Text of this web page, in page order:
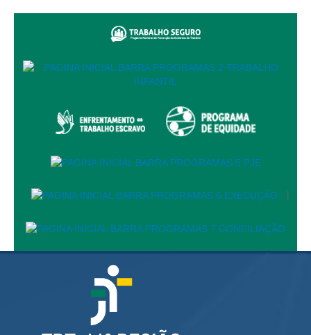
Comissão de Ética
Comissão de Uniformização de Jurisprudência
Comissão de Vitaliciamento
Comitê de Atenção Integral à Saúde de Magistrados e
Comitê de Segurança Permanente
Comitê de Combate ao Trabalho Infantil e de Estímulo à
Comitê de Incentivo à Participação Institucional Feminina
Moral, do Assédio Sexual e da Discriminação
Comissão Permanente de Gestão Socioambiental
Comitê Gestor do Plano de Contratações e Aquisições
no Âmbito do TRT11
|